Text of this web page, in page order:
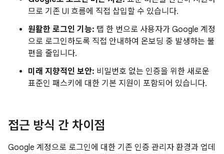
므로 기존 UI 흐름에 직접 삽입할 수 있습니다.
원활한 로그인 기능: 탭 한 번으로 사용자가 Google 계정
으로 로그인하도록 직접 안내하여 온보딩 중 발생하는 불
편을 줄입니다.
미래 지향적인 보안: 비밀번호 없는 인증을 위한 새로운
표준인 패스키에 대한 기본 지원이 포함되어 있습니다.
접근 방식 간 차이점
Google 계정으로 로그인에 대한 기존 인증 관리자 환경과 업데